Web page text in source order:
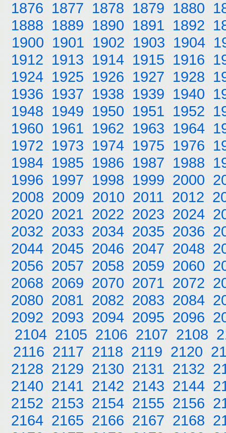
1876 1877 1878 1879 1880
1888 1889 1890 1891 1892
1900 1901 1902 1903 1904
1912 1913 1914 1915 1916
1924 1925 1926 1927 1928
1936 1937 1938 1939 1940
1948 1949 1950 1951 1952
1960 1961 1962 1963 1964
1972 1973 1974 1975 1976
1984 1985 1986 1987 1988
1996 1997 1998 1999 2000
2008 2009 2010 2011 2012
2020 2021 2022 2023 2024
2032 2033 2034 2035 2036
2044 2045 2046 2047 2048
2056 2057 2058 2059 2060
2068 2069 2070 2071 2072
2080 2081 2082 2083 2084
2092 2093 2094 2095 2096
2104 2105 2106 2107 2108
2116 2117 2118 2119 2120
2128 2129 2130 2131 2132
2140 2141 2142 2143 2144
2152 2153 2154 2155 2156
2164 2165 2166 2167 2168